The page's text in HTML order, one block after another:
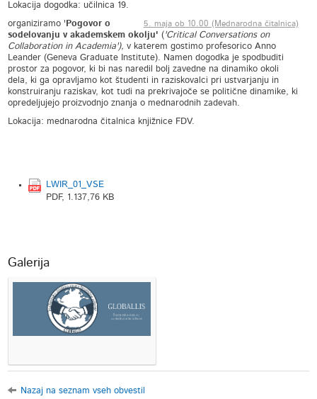
Lokacija dogodka: učilnica 19.
5. maja ob 10.00 (Mednarodna čitalnica)
organiziramo ' Pogovor o
sodelovanju v akademskem okolju' ('Critical Conversations on
Collaboration in Academia'), v katerem gostimo profesorico Anno
Leander (Geneva Graduate Institute). Namen dogodka je spodbuditi
prostor za pogovor, ki bi nas naredil bolj zavedne na dinamiko okoli
dela, ki ga opravljamo kot študenti in raziskovalci pri ustvarjanju in
konstruiranju raziskav, kot tudi na prekrivajoče se politične dinamike, ki
opredeljujejo proizvodnjo znanja o mednarodnih zadevah.
Lokacija: mednarodna čitalnica knjižnice FDV.
LWIR_01_VSE
PDF, 1.137,76 KB
Galerija
Nazaj na seznam vseh obvestil